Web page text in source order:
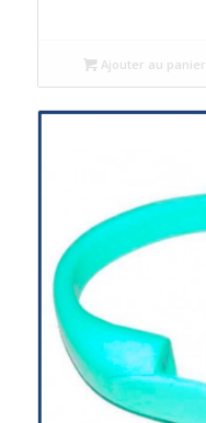
Ajouter au panier